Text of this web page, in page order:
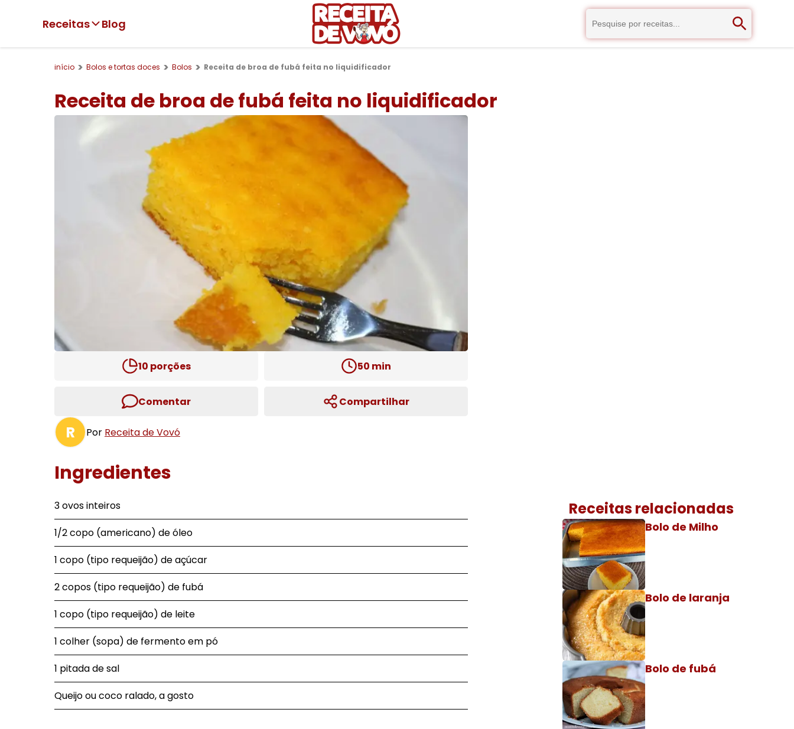
Receitas Blog
início Bolos e tortas doces Bolos Receita de broa de fubá feita no liquidificador
Receita de broa de fubá feita no liquidificador
10 porções 50 min
Comentar Compartilhar
R Por Receita de Vovó
Ingredientes
3 ovos inteiros
1/2 copo (americano) de óleo
1 copo (tipo requeijão) de açúcar
2 copos (tipo requeijão) de fubá
1 copo (tipo requeijão) de leite
1 colher (sopa) de fermento em pó
1 pitada de sal
Queijo ou coco ralado, a gosto
Receitas relacionadas
Bolo de Milho
Bolo de laranja
Bolo de fubá